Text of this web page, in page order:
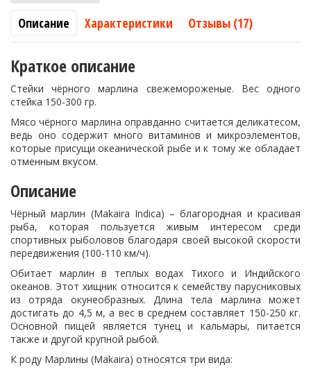
Описание
Характеристики Отзывы (17)
Краткое описание
Стейки чёрного марлина свежемороженые. Вес одного
стейка 150-300 гр.
Мясо чёрного марлина оправданно считается деликатесом,
ведь оно содержит много витаминов и микроэлементов,
которые присущи океанической рыбе и к тому же обладает
отменным вкусом.
Описание
Чёрный марлин (Makaira Indica) – благородная и красивая
рыба, которая пользуется живым интересом среди
спортивных рыболовов благодаря своей высокой скорости
передвижения (100-110 км/ч).
Обитает марлин в теплых водах Тихого и Индийского
океанов. Этот хищник относится к семейству парусниковых
из отряда окунеобразных. Длина тела марлина может
достигать до 4,5 м, а вес в среднем составляет 150-250 кг.
Основной пищей является тунец и кальмары, питается
также и другой крупной рыбой.
К роду Марлины (Makaira) относятся три вида: